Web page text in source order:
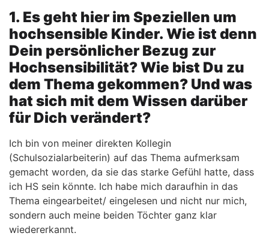
1. Es geht hier im Speziellen um
hochsensible Kinder. Wie ist denn
Dein persönlicher Bezug zur
Hochsensibilität?Wie bist Du zu
dem Thema gekommen? Und was
hat sich mit dem Wissen darüber
für Dich verändert?
Ich bin von meiner direkten Kollegin
(Schulsozialarbeiterin) auf das Thema aufmerksam
gemacht worden, da sie das starke Gefühl hatte, dass
ich HS sein könnte. Ich habe mich daraufhin in das
Thema eingearbeitet/ eingelesen und nicht nur mich,
sondern auch meine beiden Töchter ganz klar
wiedererkannt.